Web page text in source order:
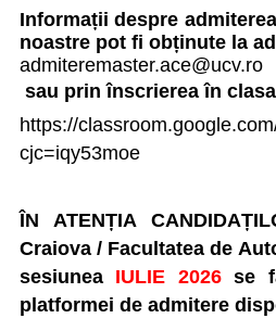
Informații despre
noastre pot fi obținute la
admiteremaster.ace@ucv.ro
sau prin înscrierea în
https://
cjc=iqy53moe
ÎN ATENȚIA
Craiova / Facultatea de
sesiunea IULIE 2026se
platformei de admitere